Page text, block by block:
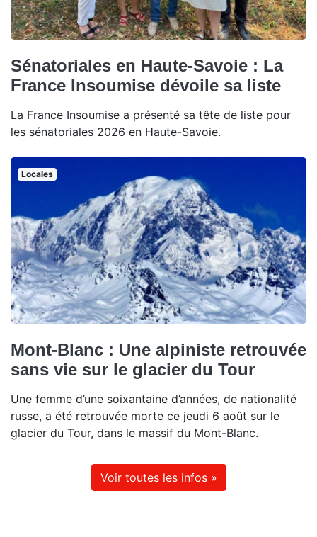
Sénatoriales en Haute-Savoie : La
France Insoumise dévoile sa liste
La France Insoumise a présenté sa tête de liste pour
les sénatoriales 2026 en Haute-Savoie.
Locales
Mont-Blanc : Une alpiniste retrouvée
sans vie sur le glacier du Tour
Une femme d’une soixantaine d’années, de nationalité
russe, a été retrouvée morte ce jeudi 6 août sur le
glacier du Tour, dans le massif du Mont-Blanc.
Voir toutes les infos »